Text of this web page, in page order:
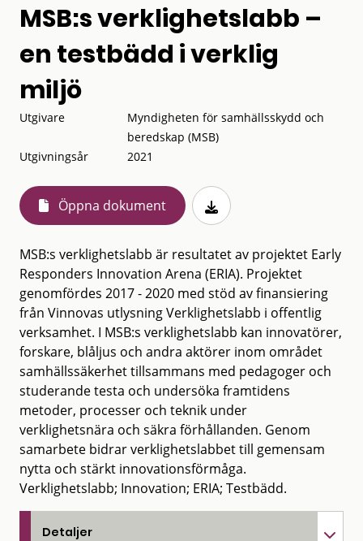
MSB:s verklighetslabb –
en testbädd i verklig
miljö
Utgivare
Myndigheten för samhällsskydd och
beredskap (MSB)
Utgivningsår
2021
Öppna dokument
MSB:s verklighetslabb är resultatet av projektet Early
Responders Innovation Arena (ERIA). Projektet
genomfördes 2017 - 2020 med stöd av finansiering
från Vinnovas utlysning Verklighetslabb i offentlig
verksamhet. I MSB:s verklighetslabb kan innovatörer,
forskare, blåljus och andra aktörer inom området
samhällssäkerhet tillsammans med pedagoger och
studerande testa och undersöka framtidens
metoder, processer och teknik under
verklighetsnära och säkra förhållanden. Genom
samarbete bidrar verklighetslabbet till gemensam
nytta och stärkt innovationsförmåga.
Verklighetslabb; Innovation; ERIA; Testbädd.
Detaljer